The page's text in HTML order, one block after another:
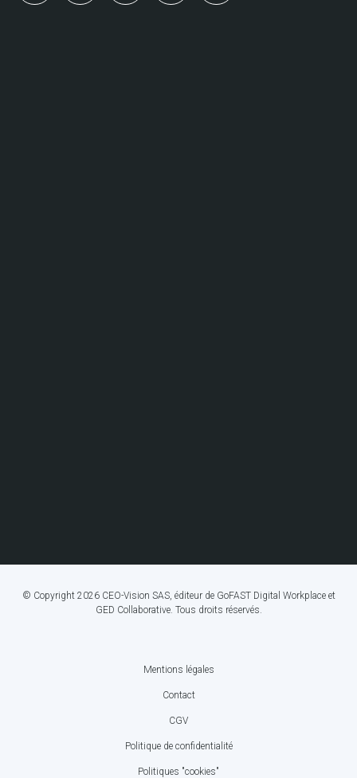
© Copyright 2026 CEO-Vision SAS, éditeur de GoFAST Digital Workplace et
GED Collaborative. Tous droits réservés.
Mentions légales
Contact
CGV
Politique de confidentialité
Politiques "cookies"